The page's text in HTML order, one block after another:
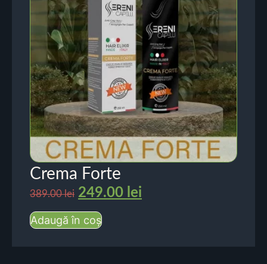
Crema Forte
389.00lei 249.00 lei
Adaugă în coș